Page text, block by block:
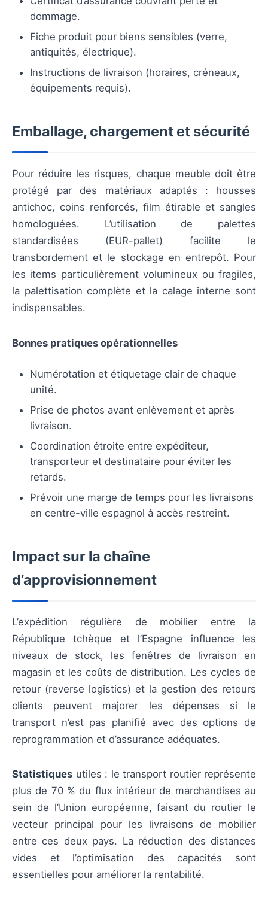
dommage.
Fiche produit pour biens sensibles (verre,
antiquités, électrique).
Instructions de livraison (horaires, créneaux,
équipements requis).
Emballage, chargement et sécurité
Pour réduire les risques, chaque meuble doit être
protégé par des matériaux adaptés : housses
antichoc, coins renforcés, film étirable et sangles
homologuées. L’utilisation de palettes
standardisées (EUR-pallet) facilite le
transbordement et le stockage en entrepôt. Pour
les items particulièrement volumineux ou fragiles,
la palettisation complète et la calage interne sont
indispensables.
Bonnes pratiques opérationnelles
Numérotation et étiquetage clair de chaque
unité.
Prise de photos avant enlèvement et après
livraison.
Coordination étroite entre expéditeur,
transporteur et destinataire pour éviter les
retards.
Prévoir une marge de temps pour les livraisons
en centre-ville espagnol à accès restreint.
Impact sur la chaîne
d’approvisionnement
L’expédition régulière de mobilier entre la
République tchèque et l’Espagne influence les
niveaux de stock, les fenêtres de livraison en
magasin et les coûts de distribution. Les cycles de
retour (reverse logistics) et la gestion des retours
clients peuvent majorer les dépenses si le
transport n’est pas planifié avec des options de
reprogrammation et d’assurance adéquates.
Statistiques utiles : le transport routier représente
plus de 70 % du flux intérieur de marchandises au
sein de l’Union européenne, faisant du routier le
vecteur principal pour les livraisons de mobilier
entre ces deux pays. La réduction des distances
vides et l’optimisation des capacités sont
essentielles pour améliorer la rentabilité.